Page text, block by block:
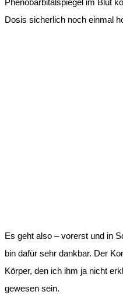
Phenobarbitalspiegel im Blut
Dosis sicherlich noch einmal
Es geht also – vorerst und in
bin dafür sehr dankbar. Der
Körper, den ich ihm ja nicht
gewesen sein.